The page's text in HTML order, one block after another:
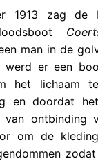
1913 zag de
man in de
werd er een
het lichaam
en doordat
van ontbinding
om de